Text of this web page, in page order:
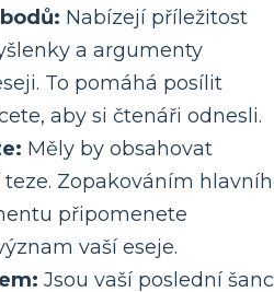
Nabízejí příležitost
a argumenty
To pomáhá posílit
aby si čtenáři odnesli.
Měly by obsahovat
teze. Zopakováním
připomenete
vaší eseje.
Jsou vaší poslední